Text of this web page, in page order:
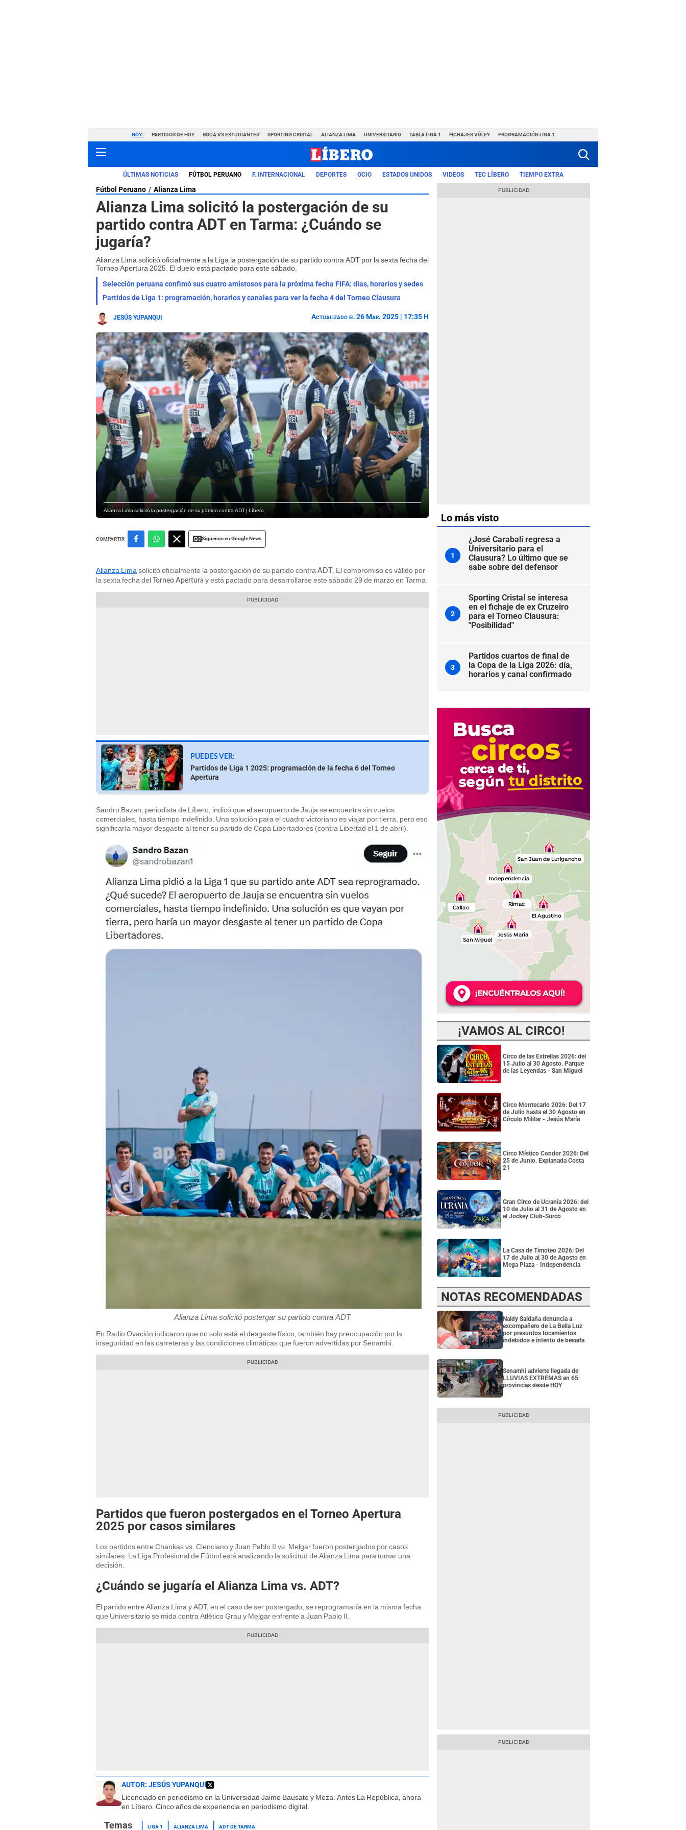
HOY: PARTIDOS DE HOY BOCA VS ESTUDIANTES SPORTING CRISTAL ALIANZA LIMA UNIVERSITARIO TABLA LIGA 1 FICHAJES VÓLEY PROGRAMACIÓN LIGA 1
ÚLTIMAS NOTICIAS FÚTBOL PERUANO F. INTERNACIONAL DEPORTES OCIO ESTADOS UNIDOS VIDEOS TEC LÍBERO TIEMPO EXTRA
Fútbol Peruano Alianza Lima
Alianza Lima solicitó la postergación de su
partido contra ADT en Tarma: ¿Cuándo se
jugaría?
Alianza Lima solicitó oficialmente a la Liga la postergación de su partido contra ADT por la sexta fecha del
Torneo Apertura 2025. El duelo está pactado para este sábado.
Selección peruana confimó sus cuatro amistosos para la próxima fecha FIFA: días, horarios y sedes
Partidos de Liga 1: programación, horarios y canales para ver la fecha 4 del Torneo Clausura
JESÚS YUPANQUI Actualizado el 26 Mar. 2025 | 17:35 H
Alianza Lima solicitó la postergación de su partido contra ADT | Líbero
COMPARTIR Siguenos en Google News
Alianza Lima solicitó oficialmente la postergación de su partido contra ADT . El compromiso es válido por
la sexta fecha del Torneo Apertura y está pactado para desarrollarse este sábado 29 de marzo en Tarma.
PUEDES VER:
Partidos de Liga 1 2025: programación de la fecha 6 del Torneo
Apertura
Sandro Bazan, periodista de Líbero, indicó que el aeropuerto de Jauja se encuentra sin vuelos
comerciales, hasta tiempo indefinido. Una solución para el cuadro victoriano es viajar por tierra, pero eso
significaría mayor desgaste al tener su partido de Copa Libertadores (contra Libertad el 1 de abril).
Alianza Lima solicitó postergar su partido contra ADT
En Radio Ovación indicaron que no solo está el desgaste físico, también hay preocupación por la
inseguridad en las carreteras y las condiciones climáticas que fueron advertidas por Senamhi.
Partidos que fueron postergados en el Torneo Apertura
2025 por casos similares
Los partidos entre Chankas vs. Cienciano y Juan Pablo II vs. Melgar fueron postergados por casos
similares. La Liga Profesional de Fútbol está analizando la solicitud de Alianza Lima para tomar una
decisión.
¿Cuándo se jugaría el Alianza Lima vs. ADT?
El partido entre Alianza Lima y ADT, en el caso de ser postergado, se reprogramaría en la misma fecha
que Universitario se mida contra Atlético Grau y Melgar enfrente a Juan Pablo II.
AUTOR: JESÚS YUPANQUI
Licenciado en periodismo en la Universidad Jaime Bausate y Meza. Antes La República, ahora
en Líbero. Cinco años de experiencia en periodismo digital.
LIGA 1 ALIANZA LIMA ADT DE TARMA
Lo más visto
1
¿José Carabalí regresa a
Universitario para el
Clausura? Lo último que se
sabe sobre del defensor
2
Sporting Cristal se interesa
en el fichaje de ex Cruzeiro
para el Torneo Clausura:
"Posibilidad"
3
Partidos cuartos de final de
la Copa de la Liga 2026: día,
horarios y canal confirmado
¡VAMOS AL CIRCO!
Circo de las Estrellas 2026: del
15 Julio al 30 Agosto. Parque
de las Leyendas - San Miguel
Circo Montecarlo 2026: Del 17
de Julio hasta el 30 Agosto en
Círculo Militar - Jesús María
Circo Místico Condor 2026: Del
25 de Junio. Explanada Costa
21
Gran Circo de Ucrania 2026: del
10 de Julio al 31 de Agosto en
el Jockey Club-Surco
La Casa de Timoteo 2026: Del
17 de Julio al 30 de Agosto en
Mega Plaza - Independencia
NOTAS RECOMENDADAS
Naldy Saldaña denuncia a
excompañero de La Bella Luz
por presuntos tocamientos
indebidos e intento de besarla
Senamhi advierte llegada de
LLUVIAS EXTREMAS en 65
provincias desde HOY